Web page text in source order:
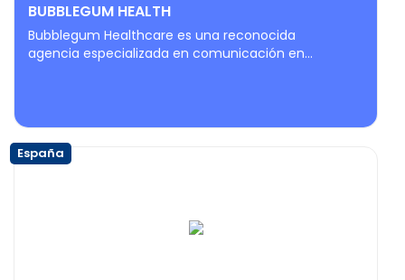
BUBBLEGUM HEALTH
Bubblegum Healthcare es una reconocida
agencia especializada en comunicación en...
España